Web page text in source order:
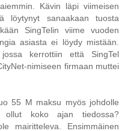
Kävin läpi viimeisen
löytynyt sanaakaan tuosta
SingTelin viime vuoden
asiasta ei löydy mistään.
kerrottiin että SingTel
nimiseen firmaan muttei
55 M maksu myös johdolle
koko ajan tiedossa?
mairitteleva. Ensimmäinen